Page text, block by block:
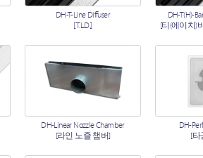
DH-T-Line Diffuser
[T.L.D.]
DH-T(H)-
[티(에이치)
DH-Linear Nozzle Chamber
[라인 노즐 챔버]
DH-
[타